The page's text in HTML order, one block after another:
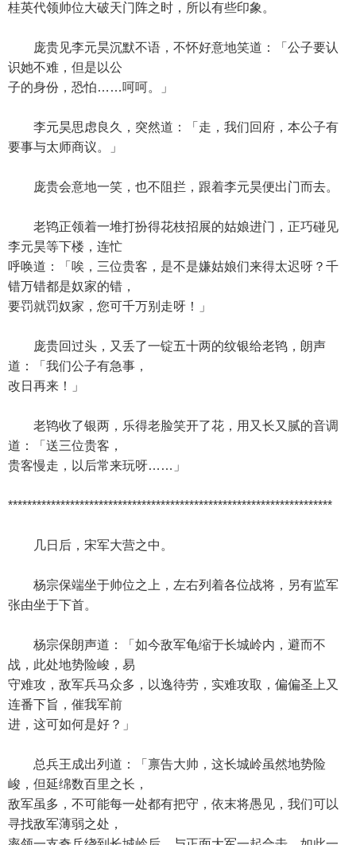
桂英代领帅位大破天门阵之时，所以有些印象。
庞贵见李元昊沉默不语，不怀好意地笑道：「公子要认
识她不难，但是以公
子的身份，恐怕……呵呵。」
李元昊思虑良久，突然道：「走，我们回府，本公子有
要事与太师商议。」
庞贵会意地一笑，也不阻拦，跟着李元昊便出门而去。
老鸨正领着一堆打扮得花枝招展的姑娘进门，正巧碰见
李元昊等下楼，连忙
呼唤道：「唉，三位贵客，是不是嫌姑娘们来得太迟呀？千
错万错都是奴家的错，
要罚就罚奴家，您可千万别走呀！」
庞贵回过头，又丢了一锭五十两的纹银给老鸨，朗声
道：「我们公子有急事，
改日再来！」
老鸨收了银两，乐得老脸笑开了花，用又长又腻的音调
道：「送三位贵客，
贵客慢走，以后常来玩呀……」
********************************************************************
几日后，宋军大营之中。
杨宗保端坐于帅位之上，左右列着各位战将，另有监军
张由坐于下首。
杨宗保朗声道：「如今敌军龟缩于长城岭内，避而不
战，此处地势险峻，易
守难攻，敌军兵马众多，以逸待劳，实难攻取，偏偏圣上又
连番下旨，催我军前
进，这可如何是好？」
总兵王成出列道：「禀告大帅，这长城岭虽然地势险
峻，但延绵数百里之长，
敌军虽多，不可能每一处都有把守，依末将愚见，我们可以
寻找敌军薄弱之处，